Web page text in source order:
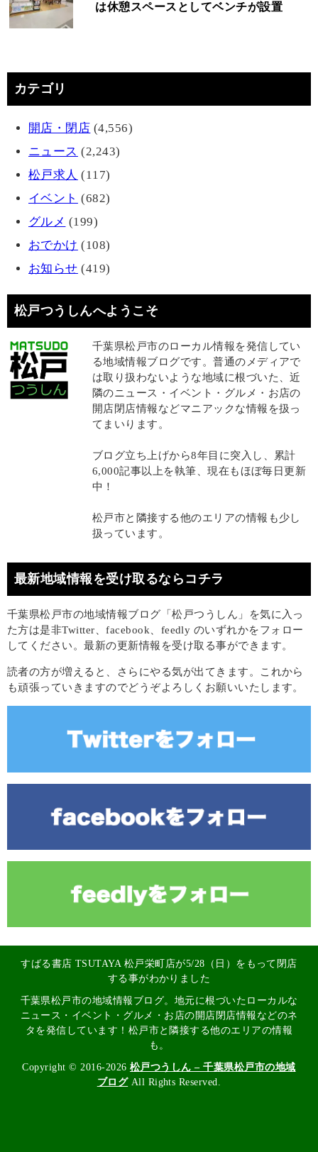
は休憩スペースとしてベンチが設置
カテゴリ
開店・閉店 (4,556)
ニュース (2,243)
松戸求人 (117)
イベント (682)
グルメ (199)
おでかけ (108)
お知らせ (419)
松戸つうしんへようこそ
千葉県松戸市のローカル情報を発信してい
る地域情報ブログです。普通のメディアで
は取り扱わないような地域に根づいた、近
隣のニュース・イベント・グルメ・お店の
開店閉店情報などマニアックな情報を扱っ
てまいります。
ブログ立ち上げから8年目に突入し、累計
6,000記事以上を執筆、現在もほぼ毎日更新
中！
松戸市と隣接する他のエリアの情報も少し
扱っています。
最新地域情報を受け取るならコチラ
千葉県松戸市の地域情報ブログ「松戸つうしん」を気に入っ
た方は是非Twitter、facebook、feedly のいずれかをフォロー
してください。最新の更新情報を受け取る事ができます。
読者の方が増えると、さらにやる気が出てきます。これから
も頑張っていきますのでどうぞよろしくお願いいたします。
すばる書店 TSUTAYA 松戸栄町店が5/28（日）をもって閉店
する事がわかりました
千葉県松戸市の地域情報ブログ。地元に根づいたローカルな
ニュース・イベント・グルメ・お店の開店閉店情報などのネ
タを発信しています！松戸市と隣接する他のエリアの情報
も。
Copyright © 2016-2026 松戸つうしん – 千葉県松戸市の地域
ブログAll Rights Reserved.